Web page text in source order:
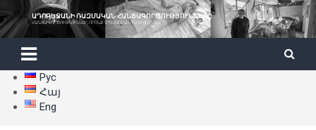
to
content
ԱԴՐԲԵՋԱՆԻ ՌԱԶՄԱԿԱՆ ՀԱՆՑԱԳՈՐԾՈՒԹՅՈՒՆՆԵՐԸ
ՀԱՆՑԱԳՈՐԾՈՒԹՅՈՒՆՆԵՐ, ՈՐՈՆՔ ՉՊԵՏՔ Է ԱՆՊԱՏԻԺ ՄՆԱՆ
Рус
Հայ
Eng